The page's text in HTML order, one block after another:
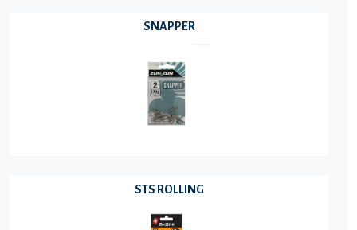
SNAPPER
STS ROLLING